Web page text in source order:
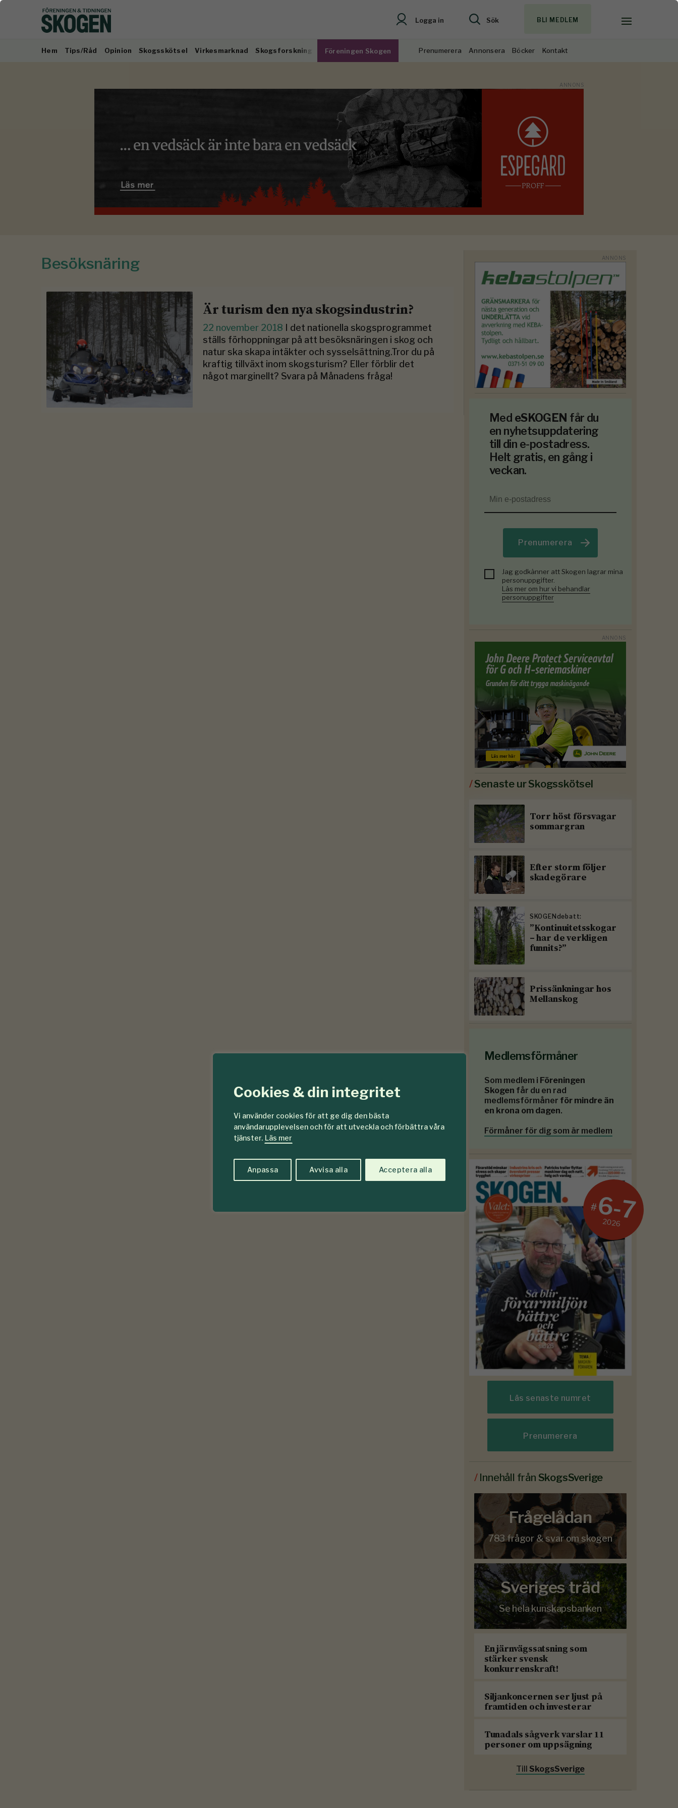
Cookies & din integritet
Vi använder cookies för att ge dig den bästa
användarupplevelsen och för att utveckla och förbättra våra
tjänster. Läs mer
Anpassa Avvisa alla Acceptera alla
Logga in Sök BLI MEDLEM
Hem Tips/Råd Opinion Skogsskötsel Virkesmarknad Skogsforskning Föreningen Skogen Prenumerera Annonsera Böcker Kontakt
Besöksnäring
Är turism den nya skogsindustrin?
22 november 2018
I det nationella skogsprogrammet
ställs förhoppningar på att besöksnäringen i skog och
natur ska skapa intäkter och sysselsättning.Tror du på
kraftig tillväxt inom skogsturism? Eller förblir det
något marginellt? Svara på Månadens fråga!
Med eSKOGEN får du
en nyhetsuppdatering
till din e-postadress.
Helt gratis, en gång i
veckan.
Prenumerera
Jag godkänner att Skogen lagrar mina
personuppgifter.
Läs mer om hur vi behandlar
personuppgifter
/Senaste ur Skogsskötsel
Torr höst försvagar
sommargran
Efter storm följer
skadegörare
SKOGENdebatt:
”Kontinuitetsskogar
– har de verkligen
funnits?”
Prissänkningar hos
Mellanskog
Medlemsförmåner
Som medlem i Föreningen
Skogen får du en rad
medlemsförmåner för mindre än
en krona om dagen.
Förmåner för dig som är medlem
#6-7
2026
Läs senaste numret
Prenumerera
/ Innehåll från SkogsSverige
Frågelådan
783 frågor & svar om skogen
Sveriges träd
Se hela kunskapsbanken
En järnvägssatsning som
stärker svensk
konkurrenskraft!
Siljankoncernen ser ljust på
framtiden och investerar
Tunadals sågverk varslar 11
personer om uppsägning
Till SkogsSverige